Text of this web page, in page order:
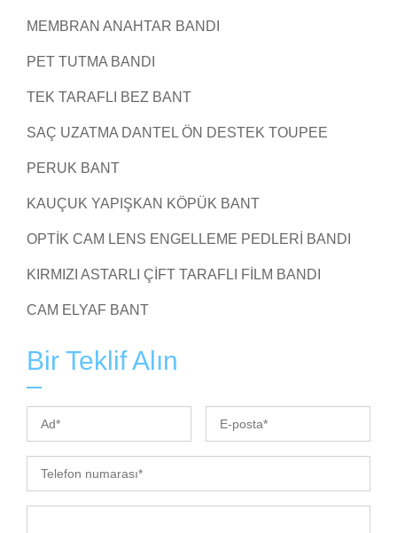
MEMBRAN ANAHTAR BANDI
PET TUTMA BANDI
TEK TARAFLI BEZ BANT
SAÇ UZATMA DANTEL ÖN DESTEK TOUPEE
PERUK BANT
KAUÇUK YAPIŞKAN KÖPÜK BANT
OPTIK CAM LENS ENGELLEME PEDLERI BANDI
KIRMIZI ASTARLI ÇIFT TARAFLI FILM BANDI
CAM ELYAF BANT
Bir Teklif Alın